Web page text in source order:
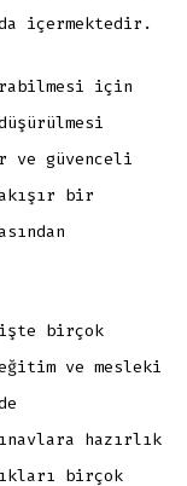
içermektedir.
için
ve güvenceli
bir
birçok
ve mesleki
hazırlık
birçok